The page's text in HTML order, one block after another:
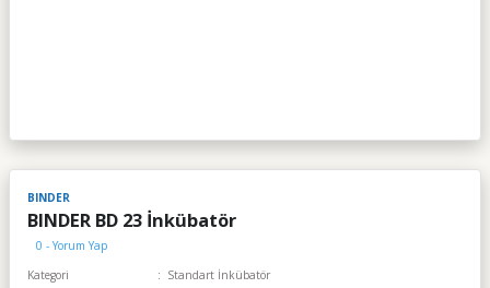
BINDER
BINDER BD 23 İnkübatör
0 - Yorum Yap
Kategori
Standart İnkübatör